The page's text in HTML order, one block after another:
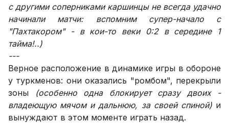
с другими соперниками каршинцы не всегда удачно
начинали матчи: вспомним супер-начало с
"Пахтакором" - в кои-то веки 0:2 в середине 1
тайма!..)
---
Верное расположение в динамике игры в обороне
у туркменов: они оказались "ромбом", перекрыли
зоны
(особенно одна блокирует сразу двоих -
владеющую мячом и дальнюю, за своей спиной)и
вынуждают в этом моменте играть назад.